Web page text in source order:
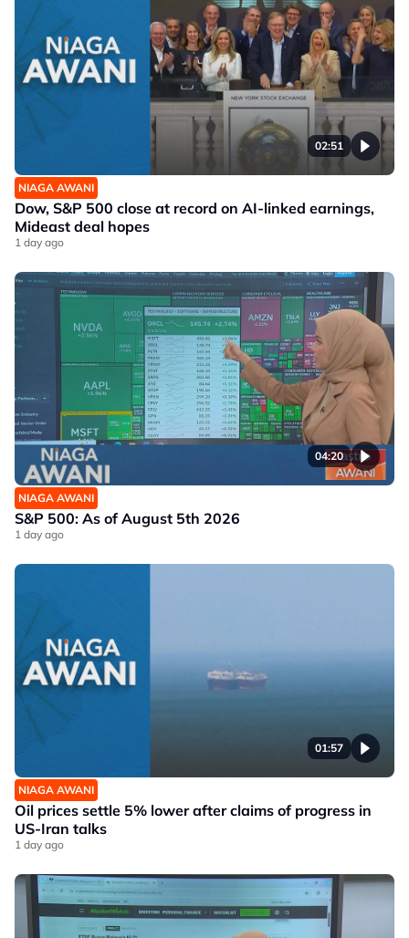
02:51
NIAGA AWANI
Dow, S&P 500 close at record on AI-linked earnings,
Mideast deal hopes
1 day ago
04:20
NIAGA AWANI
S&P 500: As of August 5th 2026
1 day ago
01:57
NIAGA AWANI
Oil prices settle 5% lower after claims of progress in
US-Iran talks
1 day ago